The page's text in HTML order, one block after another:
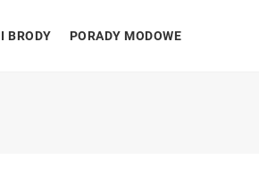
BRODY PORADY MODOWE